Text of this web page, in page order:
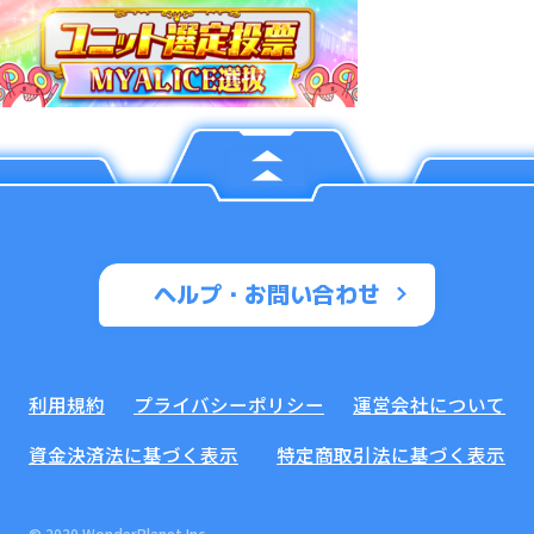
ヘルプ・お問い合わせ
利用規約 プライバシーポリシー
運営会社について
資金決済法に基づく表示
特定商取引法に基づく表示